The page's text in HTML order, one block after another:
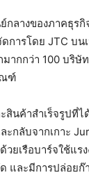
กลางของภาคธุร
การโดย JTC บน
ากกว่า 100 บริษั
ณฑ์
นค้าสำเร็จรูปที่ไ
ะกลับจากเกาะ
ยเรือบาร์จใช้แร
และมีการปล่อย